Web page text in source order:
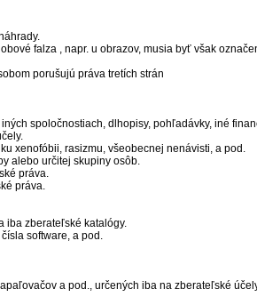
falza , napr. u obrazov, musia byť však
porušujú práva tretích strán
spoločnostiach, dlhopisy, pohľadávky, iné
xenofóbii, rasizmu, všeobecnej nenávisti, a pod.
alebo určitej skupiny osôb.
práva.
práva.
iba zberateľské katalógy.
software, a pod.
a pod., určených iba na zberateľské